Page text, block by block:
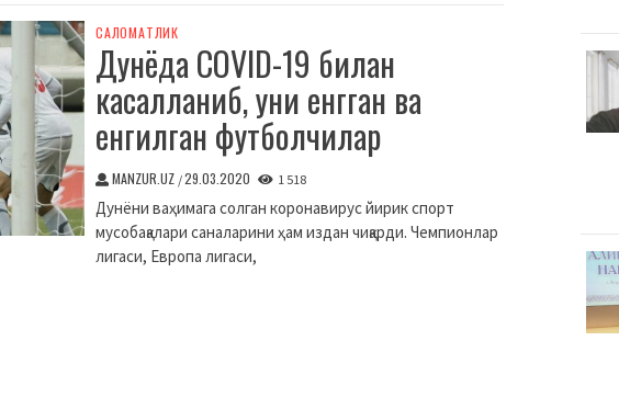
CАЛОМАТЛИК
Дунёда COVID-19 билан
касалланиб, уни енгган ва
енгилган футболчилар
MANZUR.UZ /29.03.2020 1 518
Дунёни ваҳимага солган коронавирус йирик спорт
мусобақалари саналарини ҳам издан чиқарди. Чемпионлар
лигаси, Европа лигаси,